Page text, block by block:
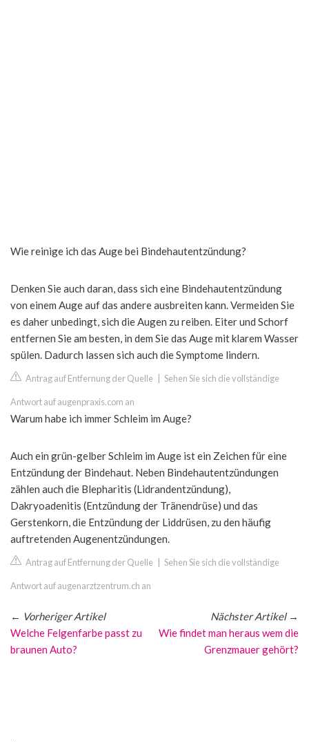
Wie reinige ich das Auge bei Bindehautentzündung?
Denken Sie auch daran, dass sich eine Bindehautentzündung
von einem Auge auf das andere ausbreiten kann. Vermeiden Sie
es daher unbedingt, sich die Augen zu reiben. Eiter und Schorf
entfernen Sie am besten, in dem Sie das Auge mit klarem Wasser
spülen. Dadurch lassen sich auch die Symptome lindern.
Antrag auf Entfernung der Quelle Sehen Sie sich die vollständige
Antwort auf augenpraxis.com an
Warum habe ich immer Schleim im Auge?
Auch ein grün-gelber Schleim im Auge ist ein Zeichen für eine
Entzündung der Bindehaut. Neben Bindehautentzündungen
zählen auch die Blepharitis (Lidrandentzündung),
Dakryoadenitis (Entzündung der Tränendrüse) und das
Gerstenkorn, die Entzündung der Liddrüsen, zu den häufig
auftretenden Augenentzündungen.
Antrag auf Entfernung der Quelle Sehen Sie sich die vollständige
Antwort auf augenarztzentrum.ch an
← Vorheriger Artikel
Welche Felgenfarbe passt zu
braunen Auto?
Nächster Artikel→
Wie findet man heraus wem die
Grenzmauer gehört?